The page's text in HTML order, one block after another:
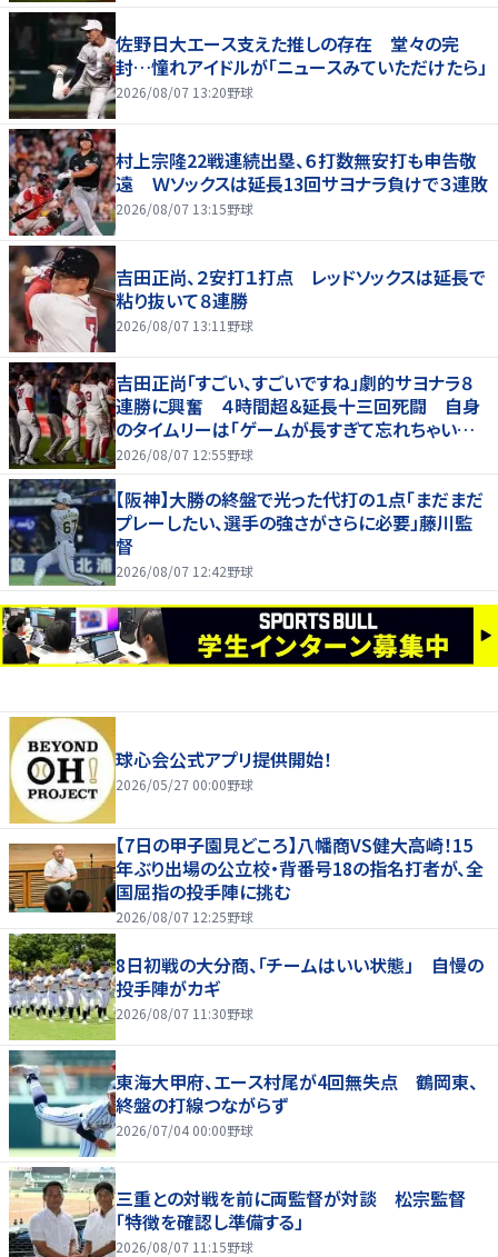
佐野日大エース支えた推しの存在 堂々の完
封…憧れアイドルが「ニュースみていただけたら」
2026/08/07 13:20野球
村上宗隆22戦連続出塁、６打数無安打も申告敬
遠 Ｗソックスは延長13回サヨナラ負けで３連敗
2026/08/07 13:15野球
吉田正尚、２安打１打点 レッドソックスは延長で
粘り抜いて８連勝
2026/08/07 13:11 野球
吉田正尚「すごい、すごいですね」劇的サヨナラ８
連勝に興奮 ４時間超＆延長十三回死闘 自身
のタイムリーは「ゲームが長すぎて忘れちゃいまし
た」
2026/08/07 12:55野球
【阪神】大勝の終盤で光った代打の１点「まだまだ
プレーしたい、選手の強さがさらに必要」藤川監
督
2026/08/07 12:42野球
球心会公式アプリ提供開始！
2026/05/27 00:00野球
【7日の甲子園見どころ】八幡商VS健大高崎！15
年ぶり出場の公立校・背番号18の指名打者が、全
国屈指の投手陣に挑む
2026/08/07 12:25野球
8日初戦の大分商、「チームはいい状態」 自慢の
投手陣がカギ
2026/08/07 11:30野球
東海大甲府、エース村尾が4回無失点 鶴岡東、
終盤の打線つながらず
2026/07/04 00:00野球
三重との対戦を前に両監督が対談 松宗監督
「特徴を確認し準備する」
2026/08/07 11:15野球